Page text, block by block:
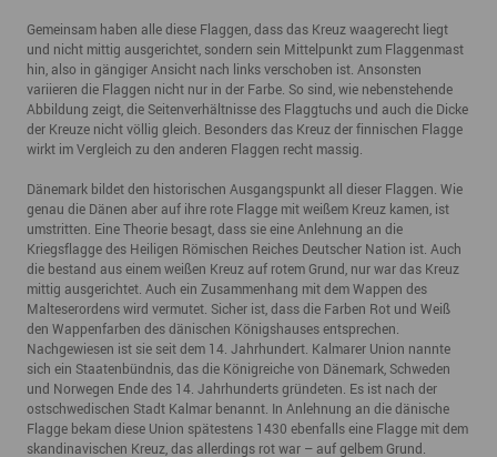
Gemeinsam haben alle diese Flaggen, dass das Kreuz waagerecht liegt
und nicht mittig ausgerichtet, sondern sein Mittelpunkt zum Flaggenmast
hin, also in gängiger Ansicht nach links verschoben ist. Ansonsten
variieren die Flaggen nicht nur in der Farbe. So sind, wie nebenstehende
Abbildung zeigt, die Seitenverhältnisse des Flaggtuchs und auch die Dicke
der Kreuze nicht völlig gleich. Besonders das Kreuz der finnischen Flagge
wirkt im Vergleich zu den anderen Flaggen recht massig.
Dänemark bildet den historischen Ausgangspunkt all dieser Flaggen. Wie
genau die Dänen aber auf ihre rote Flagge mit weißem Kreuz kamen, ist
umstritten. Eine Theorie besagt, dass sie eine Anlehnung an die
Kriegsflagge des Heiligen Römischen Reiches Deutscher Nation ist. Auch
die bestand aus einem weißen Kreuz auf rotem Grund, nur war das Kreuz
mittig ausgerichtet. Auch ein Zusammenhang mit dem Wappen des
Malteserordens wird vermutet. Sicher ist, dass die Farben Rot und Weiß
den Wappenfarben des dänischen Königshauses entsprechen.
Nachgewiesen ist sie seit dem 14. Jahrhundert. Kalmarer Union nannte
sich ein Staatenbündnis, das die Königreiche von Dänemark, Schweden
und Norwegen Ende des 14. Jahrhunderts gründeten. Es ist nach der
ostschwedischen Stadt Kalmar benannt. In Anlehnung an die dänische
Flagge bekam diese Union spätestens 1430 ebenfalls eine Flagge mit dem
skandinavischen Kreuz, das allerdings rot war – auf gelbem Grund.